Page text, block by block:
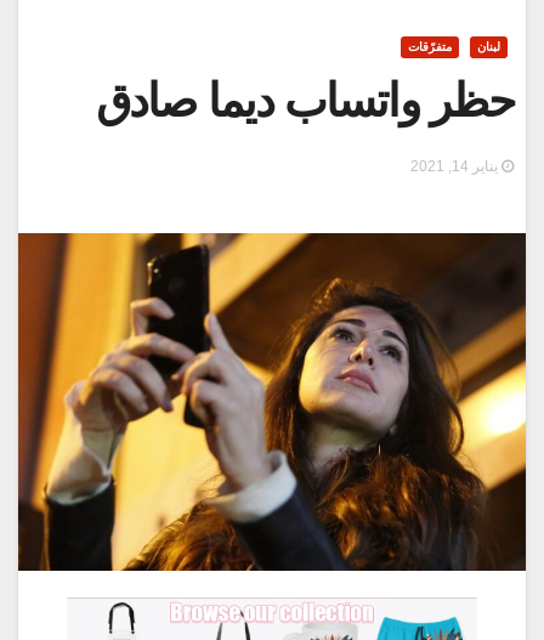
لبنان متفرّقات
حظر واتساب ديما صادق
يناير 14, 2021